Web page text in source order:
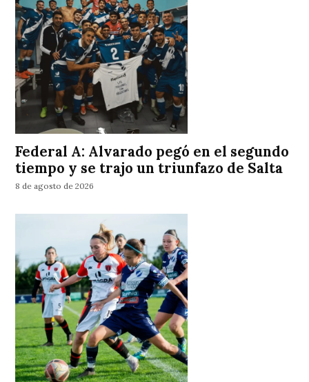
Federal A: Alvarado pegó en el segundo
tiempo y se trajo un triunfazo de Salta
8 de agosto de 2026